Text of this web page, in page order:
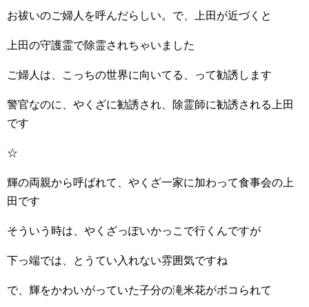
お祓いのご婦人を呼んだらしい。で、上田が近づくと
上田の守護霊で除霊されちゃいました
ご婦人は、こっちの世界に向いてる、って勧誘します
警官なのに、やくざに勧誘され、除霊師に勧誘される上田
です
☆
輝の両親から呼ばれて、やくざ一家に加わって食事会の上
田です
そういう時は、やくざっぽいかっこで行くんですが
下っ端では、とうてい入れない雰囲気ですね
で、輝をかわいがっていた子分の滝米花がボコられて